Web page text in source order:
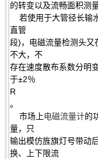
的转变以及流畅面积测
若使用于大管径长输
直管
段)，电磁流量检测头又
不大，不
存在速度散布系数分明
于±2％
R
。
市场上电磁流量计的
量，只
输出模仿旌旗灯号带动
换、上下限流